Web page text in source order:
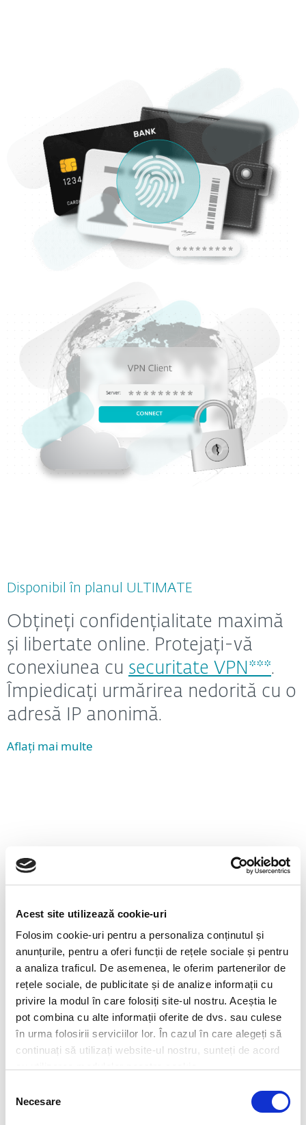
Acest site utilizează cookie-uri
Folosim cookie-uri pentru a personaliza conținutul și
anunțurile, pentru a oferi funcții de rețele sociale și pentru
a analiza traficul. De asemenea, le oferim partenerilor de
rețele sociale, de publicitate și de analize informații cu
privire la modul în care folosiți site-ul nostru. Aceștia le
pot combina cu alte informații oferite de dvs. sau culese
în urma folosirii serviciilor lor. În cazul în care alegeți să
continuați să utilizați website-ul nostru, sunteți de acord
consimțământului
Necesare
Disponibil în planul ULTIMATE
Obțineți confidențialitate maximă
și libertate online. Protejați-vă
conexiunea cu securitate VPN***.
Împiedicați urmărirea nedorită cu o
adresă IP anonimă.
Aflați mai multe
Disponibilă în toate planurile de protecție
Ușor de instalat, ușor de
partajat
cu familia și ușor de
căminului cu
aplicația gratuită